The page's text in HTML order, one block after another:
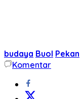
budaya Buol Pekan
Komentar